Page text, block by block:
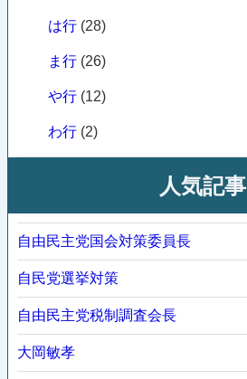
は行 (28)
ま行 (26)
や行 (12)
わ行 (2)
人気記事
自由民主党国会対策委員長
自民党選挙対策
自由民主党税制調査会長
大岡敏孝